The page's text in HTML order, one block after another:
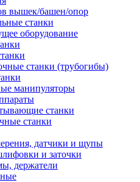
вышек/башен/опор
станки
оборудование
станки (трубогибы)
манипуляторы
станки
станки
датчики и щупы
и заточки
держатели